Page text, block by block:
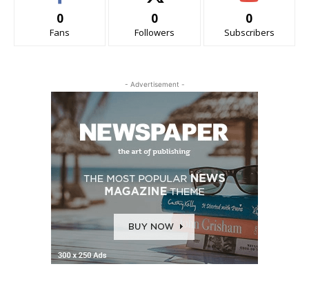
0
Fans
0
Followers
0
Subscribers
- Advertisement -